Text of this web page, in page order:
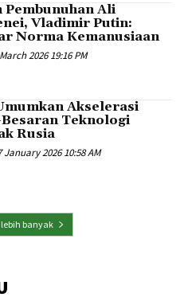
Pembunuhan Ali
Vladimir Putin:
Norma Kemanusiaan
2026 19:16 PM
Akselerasi
Teknologi
Rusia
January 2026 10:58 AM
banyak